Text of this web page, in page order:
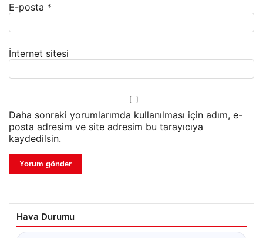
E-posta *
İnternet sitesi
Daha sonraki yorumlarımda kullanılması için adım, e-
posta adresim ve site adresim bu tarayıcıya
kaydedilsin.
Hava Durumu